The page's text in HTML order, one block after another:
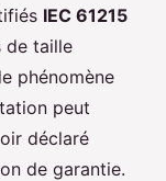
IEC 61215
de taille
phénomène
peut
déclaré
de garantie.